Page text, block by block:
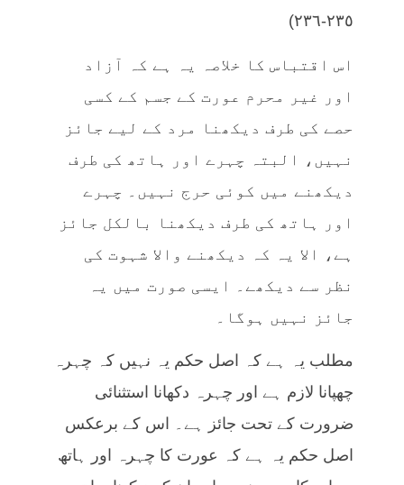
٢٣٥-٢٣٦)
اس اقتباس کا خلاصہ یہ ہے کہ آزاد
اور غیر محرم عورت کے جسم کے کسی
حصے کی طرف دیکھنا مرد کے لیے جائز
نہیں، البتہ چہرے اور ہاتھ کی طرف
دیکھنے میں کوئی حرج نہیں۔ چہرے
اور ہاتھ کی طرف دیکھنا بالکل جائز
ہے، الا یہ کہ دیکھنے والا شہوت کی
نظر سے دیکھے۔ ایسی صورت میں یہ
جائز نہیں ہوگا۔
مطلب یہ ہے کہ اصل حکم یہ نہیں کہ چہرہ
چھپانا لازم ہے اور چہرہ دکھانا استثنائی
ضرورت کے تحت جائز ہے۔ اس کے برعکس
اصل حکم یہ ہے کہ عورت کا چہرہ اور ہاتھ